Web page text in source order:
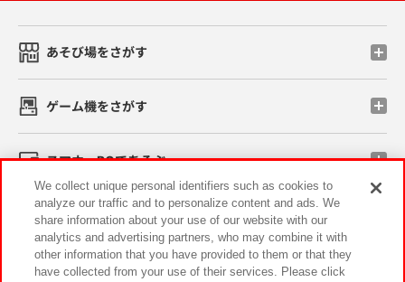
あそび場をさがす
ゲーム機をさがす
スマホ・PCであそぶ
イベント・キャンペーン
We collect unique personal identifiers such as cookies to
analyze our traffic and to personalize content and ads. We
share information about your use of our website with our
analytics and advertising partners, who may combine it with
other information that you have provided to them or that they
have collected from your use of their services. Please click